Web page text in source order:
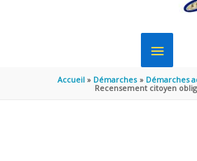
MENU
Accueil Démarches
Démarches
Recensement citoyen